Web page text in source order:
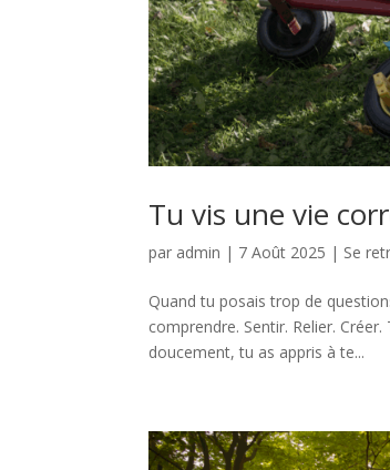
Tu vis une vie
par admin | 7 Août 2025 | Se
Quand tu posais trop de
comprendre. Sentir. Relier.
doucement, tu as appris à te...